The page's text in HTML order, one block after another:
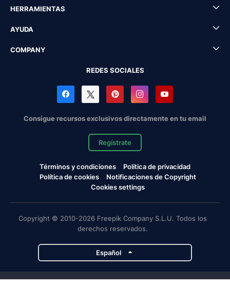
HERRAMIENTAS
AYUDA
COMPANY
REDES SOCIALES
Consigue recursos exclusivos directamente en tu email
Regístrate
Términos y condiciones
Política de privacidad
Política de cookies
Notificaciones de Copyright
Cookies settings
Copyright © 2010-2026 Freepik Company S.L.U. Todos los
derechos reservados.
Español